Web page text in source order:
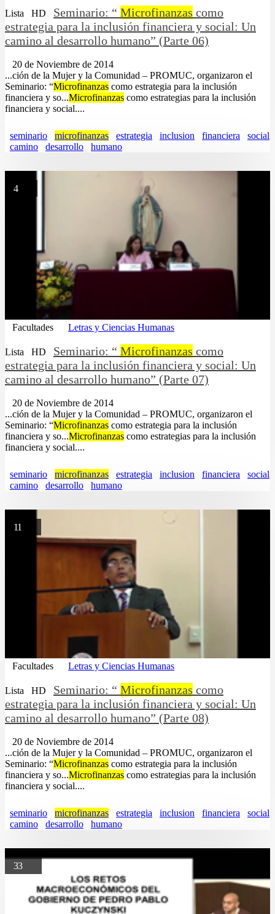
Lista HD Seminario: “ Microfinanzas como
estrategia para la inclusión financiera y social: Un
camino al desarrollo humano” (Parte 06)
20 de Noviembre de 2014
...ción de la Mujer y la Comunidad – PROMUC, organizaron el
Seminario: “Microfinanzas como estrategia para la inclusión
financiera y so...Microfinanzas como estrategias para la inclusión
financiera y social....
seminario microfinanzas estrategia inclusion financiera
social
camino
desarrollo humano
4
Facultades Letras y Ciencias Humanas
Lista HD Seminario: “ Microfinanzas como
estrategia para la inclusión financiera y social: Un
camino al desarrollo humano” (Parte 07)
20 de Noviembre de 2014
...ción de la Mujer y la Comunidad – PROMUC, organizaron el
Seminario: “Microfinanzas como estrategia para la inclusión
financiera y so...Microfinanzas como estrategias para la inclusión
financiera y social....
seminario microfinanzas estrategia inclusion financiera
social
camino
desarrollo humano
11
Facultades Letras y Ciencias Humanas
Lista HD Seminario: “ Microfinanzas como
estrategia para la inclusión financiera y social: Un
camino al desarrollo humano” (Parte 08)
20 de Noviembre de 2014
...ción de la Mujer y la Comunidad – PROMUC, organizaron el
Seminario: “Microfinanzas como estrategia para la inclusión
financiera y so...Microfinanzas como estrategias para la inclusión
financiera y social....
seminario microfinanzas estrategia inclusion financiera
social
camino
desarrollo humano
33